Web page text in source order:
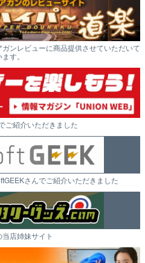
ンレビューに商品提供させていただいて
す。
ご紹介いただきました
さんでご紹介いただきました
店姉妹サイト